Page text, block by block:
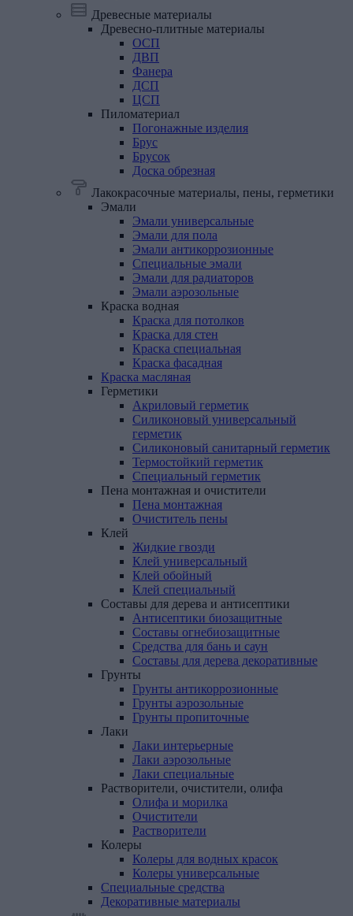
Древесные материалы
Древесно-плитные материалы
ОСП
ДВП
Фанера
ДСП
ЦСП
Пиломатериал
Погонажные изделия
Брус
Брусок
Доска обрезная
Лакокрасочные материалы, пены, герметики
Эмали
Эмали универсальные
Эмали для пола
Эмали антикоррозионные
Специальные эмали
Эмали для радиаторов
Эмали аэрозольные
Краска водная
Краска для потолков
Краска для стен
Краска специальная
Краска фасадная
Краска масляная
Герметики
Акриловый герметик
Силиконовый универсальный
герметик
Силиконовый санитарный герметик
Термостойкий герметик
Специальный герметик
Пена монтажная и очистители
Пена монтажная
Очиститель пены
Клей
Жидкие гвозди
Клей универсальный
Клей обойный
Клей специальный
Составы для дерева и антисептики
Антисептики биозащитные
Составы огнебиозащитные
Средства для бань и саун
Составы для дерева декоративные
Грунты
Грунты антикоррозионные
Грунты аэрозольные
Грунты пропиточные
Лаки
Лаки интерьерные
Лаки аэрозольные
Лаки специальные
Растворители, очистители, олифа
Олифа и морилка
Очистители
Растворители
Колеры
Колеры для водных красок
Колеры универсальные
Специальные средства
Декоративные материалы